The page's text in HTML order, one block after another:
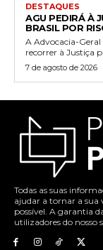
DESTAQUES
AGU PEDIRÁ À
BRASIL POR
A Advocacia-
recorrer à Justiça
7 de agosto de 2026
Todas as suas
ajudar a tornar a sua
possível. A garantia
utilizadores do nosso